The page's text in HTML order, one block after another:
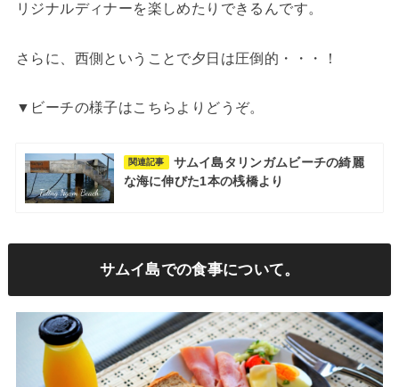
リジナルディナーを楽しめたりできるんです。
さらに、西側ということで夕日は圧倒的・・・！
▼ビーチの様子はこちらよりどうぞ。
関連記事
サムイ島タリンガムビーチの綺麗
な海に伸びた1本の桟橋より
サムイ島での食事について。